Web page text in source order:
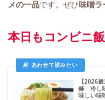
メの一品です。ぜひ味噌ラ
本日もコンビニ
【2026
修 冷し
味しい味